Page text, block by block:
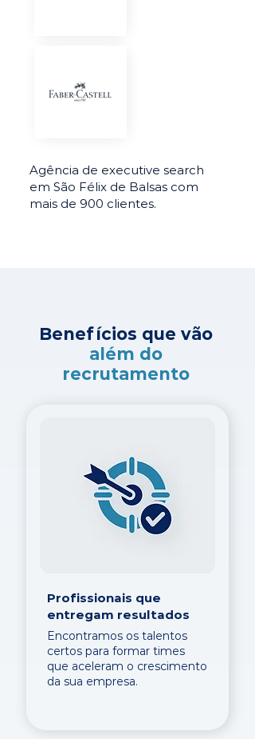
Agência de executive search
em São Félix de Balsas com
mais de 900 clientes.
Benefícios que vão
além do
recrutamento
Profissionais que
entregam resultados
Encontramos os talentos
certos para formar times
que aceleram o crescimento
da sua empresa.